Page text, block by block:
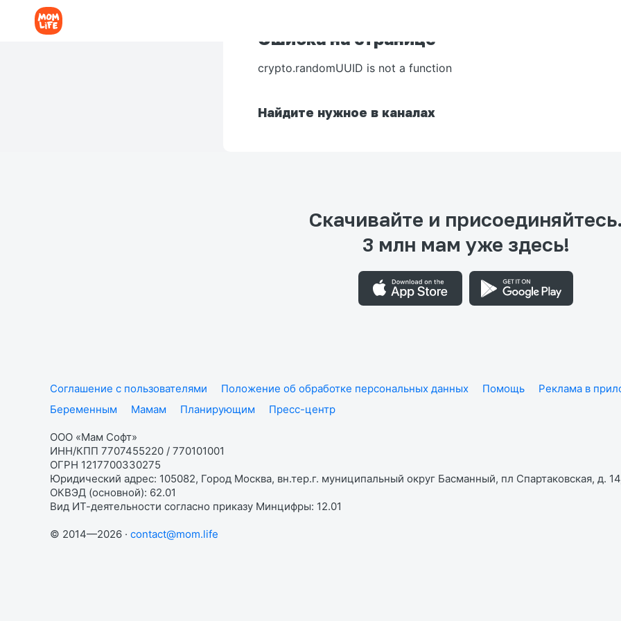
Ошибка на странице
crypto.randomUUID is not a function
Найдите нужное в каналах
Скачивайте и присоединяйтесь.
3 млн мам уже здесь!
Соглашение с пользователями Положение об обработке персональных данных Помощь Реклама в
Беременным
Мамам Планирующим Пресс-центр
ООО «Мам Софт»
ИНН/КПП 7707455220 / 770101001
ОГРН 1217700330275
Юридический адрес: 105082, Город Москва, вн.тер.г. муниципальный округ Басманный, пл Спартаковская, д.
ОКВЭД (основной): 62.01
Вид ИТ-деятельности согласно приказу Минцифры: 12.01
© 2014—2026 · contact@mom.life